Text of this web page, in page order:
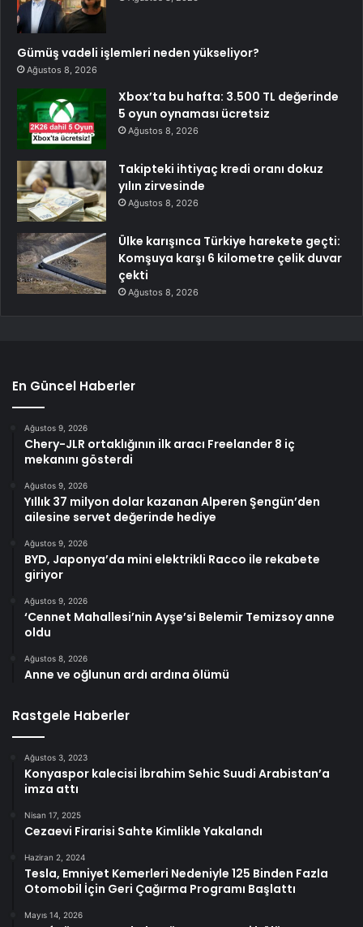
Gümüş vadeli işlemleri neden yükseliyor?
Ağustos 8, 2026
Xbox’ta bu hafta: 3.500 TL değerinde
5 oyun oynaması ücretsiz
Ağustos 8, 2026
Takipteki ihtiyaç kredi oranı dokuz
yılın zirvesinde
Ağustos 8, 2026
Ülke karışınca Türkiye harekete geçti:
Komşuya karşı 6 kilometre çelik duvar
çekti
Ağustos 8, 2026
En Güncel Haberler
Ağustos 9, 2026
Chery-JLR ortaklığının ilk aracı Freelander 8 iç
mekanını gösterdi
Ağustos 9, 2026
Yıllık 37 milyon dolar kazanan Alperen Şengün’den
ailesine servet değerinde hediye
Ağustos 9, 2026
BYD, Japonya’da mini elektrikli Racco ile rekabete
giriyor
Ağustos 9, 2026
‘Cennet Mahallesi’nin Ayşe’si Belemir Temizsoy anne
oldu
Ağustos 8, 2026
Anne ve oğlunun ardı ardına ölümü
Rastgele Haberler
Ağustos 3, 2023
Konyaspor kalecisi İbrahim Sehic Suudi Arabistan’a
imza attı
Nisan 17, 2025
Cezaevi Firarisi Sahte Kimlikle Yakalandı
Haziran 2, 2024
Tesla, Emniyet Kemerleri Nedeniyle 125 Binden Fazla
Otomobil İçin Geri Çağırma Programı Başlattı
Mayıs 14, 2026